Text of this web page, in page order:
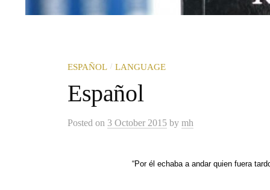
ESPAÑOL / LANGUAGE
Español
Posted on 3 October 2015 by mh
“Por él echaba a andar quien fuera